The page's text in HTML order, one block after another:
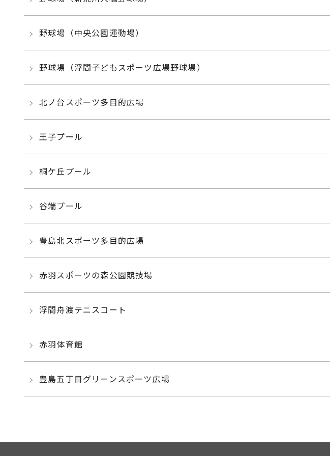
野球場（中央公園運動場）
野球場（浮間子どもスポーツ広場野球場）
北ノ台スポーツ多目的広場
王子プール
桐ケ丘プール
谷端プール
豊島北スポーツ多目的広場
赤羽スポーツの森公園競技場
浮間舟渡テニスコート
赤羽体育館
豊島五丁目グリーンスポーツ広場